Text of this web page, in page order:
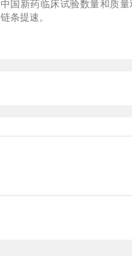
中国新药临床试验数量和质
链条提速。